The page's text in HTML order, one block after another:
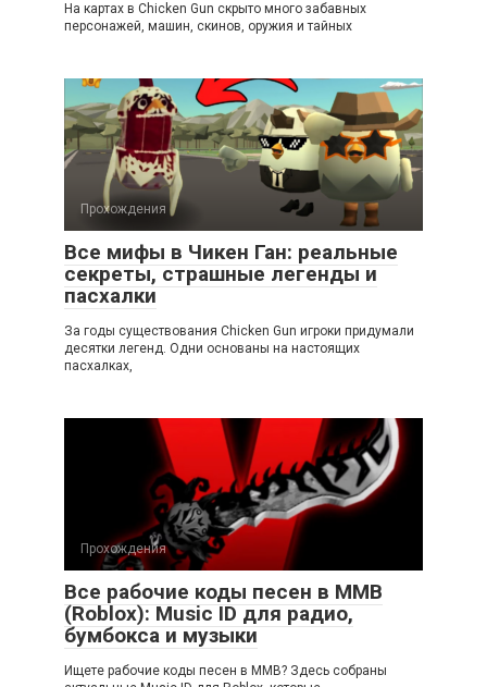
На картах в Chicken Gun скрыто много забавных
персонажей, машин, скинов, оружия и тайных
Прохождения
Все мифы в Чикен Ган: реальные
секреты, страшные легенды и
пасхалки
За годы существования Chicken Gun игроки придумали
десятки легенд. Одни основаны на настоящих
пасхалках,
Прохождения
Все рабочие коды песен в ММВ
(Roblox): Music ID для радио,
бумбокса и музыки
Ищете рабочие коды песен в ММВ? Здесь собраны